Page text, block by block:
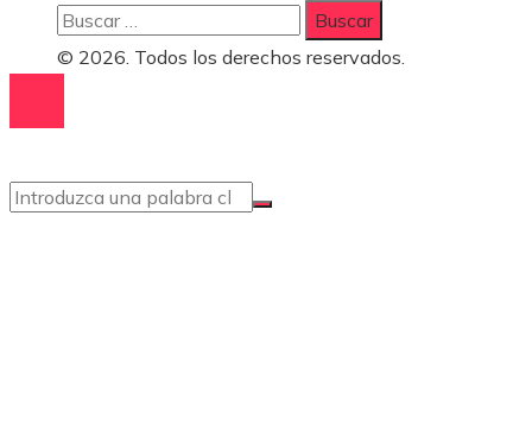
Buscar:
© 2026. Todos los derechos reservados.